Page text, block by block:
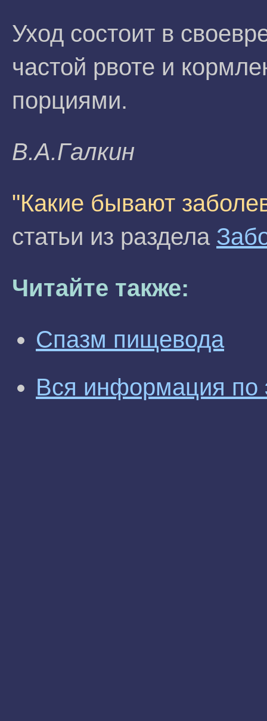
Уход состоит в
частой рвоте и
порциями.
B.A.Гaлкин
"Какие бывают
статьи из раздела
Читайте также:
Спазм пищевода
Вся информация по